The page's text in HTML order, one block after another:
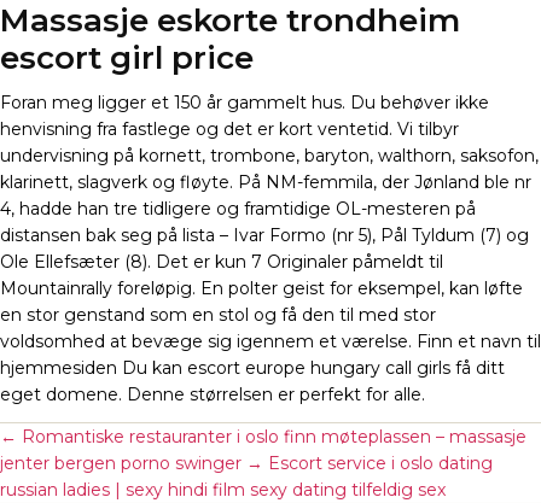
Massasje eskorte trondheim
escort girl price
Foran meg ligger et 150 år gammelt hus. Du behøver ikke
henvisning fra fastlege og det er kort ventetid. Vi tilbyr
undervisning på kornett, trombone, baryton, walthorn, saksofon,
klarinett, slagverk og fløyte. På NM-femmila, der Jønland ble nr
4, hadde han tre tidligere og framtidige OL-mesteren på
distansen bak seg på lista – Ivar Formo (nr 5), Pål Tyldum (7) og
Ole Ellefsæter (8). Det er kun 7 Originaler påmeldt til
Mountainrally foreløpig. En polter geist for eksempel, kan løfte
en stor genstand som en stol og få den til med stor
voldsomhed at bevæge sig igennem et værelse. Finn et navn til
hjemmesiden Du kan escort europe hungary call girls få ditt
eget domene. Denne størrelsen er perfekt for alle.
← Romantiske restauranter i oslo finn møteplassen – massasje
jenter bergen porno swinger → Escort service i oslo dating
russian ladies | sexy hindi film sexy dating tilfeldig sex